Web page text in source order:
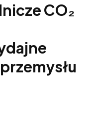
CO₂